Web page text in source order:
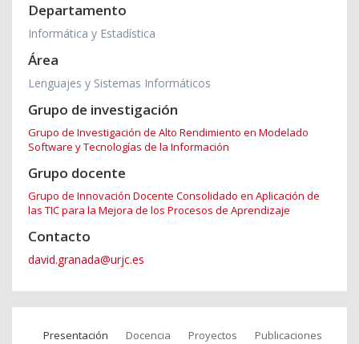
Departamento
Informática y Estadística
Área
Lenguajes y Sistemas Informáticos
Grupo de investigación
Grupo de Investigación de Alto Rendimiento en Modelado
Software y Tecnologías de la Información
Grupo docente
Grupo de Innovación Docente Consolidado en Aplicación de
las TIC para la Mejora de los Procesos de Aprendizaje
Contacto
david.granada@urjc.es
Presentación Docencia Proyectos Publicaciones